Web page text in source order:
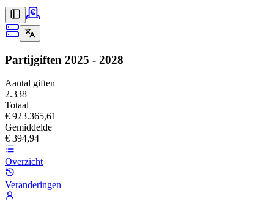
Partijgiften 2025 - 2028
Aantal giften
2.338
Totaal
€ 923.365,61
Gemiddelde
€ 394,94
Overzicht
Veranderingen